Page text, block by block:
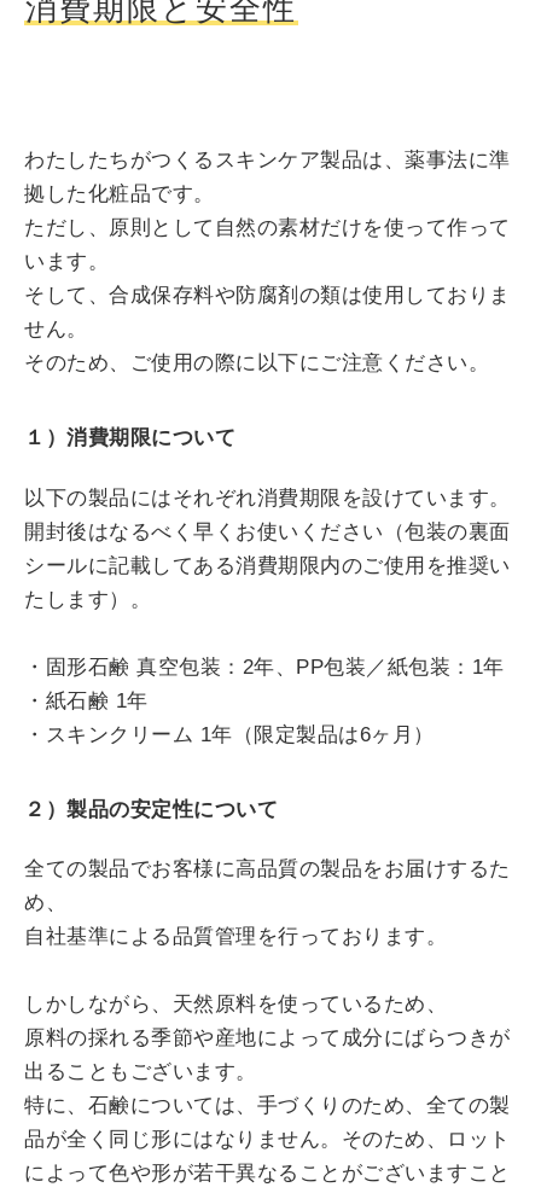
消費期限と安全性
わたしたちがつくるスキンケア製品は、薬事法に準
拠した化粧品です。
ただし、原則として自然の素材だけを使って作って
います。
そして、合成保存料や防腐剤の類は使用しておりま
せん。
そのため、ご使用の際に以下にご注意ください。
１）消費期限について
以下の製品にはそれぞれ消費期限を設けています。
開封後はなるべく早くお使いください（包装の裏面
シールに記載してある消費期限内のご使用を推奨い
たします）。
・固形石鹸 真空包装：2年、PP包装／紙包装：1年
・紙石鹸 1年
・スキンクリーム 1年（限定製品は6ヶ月）
２）製品の安定性について
全ての製品でお客様に高品質の製品をお届けするた
め、
自社基準による品質管理を行っております。
しかしながら、天然原料を使っているため、
原料の採れる季節や産地によって成分にばらつきが
出ることもございます。
特に、石鹸については、手づくりのため、全ての製
品が全く同じ形にはなりません。そのため、ロット
によって色や形が若干異なることがございますこと